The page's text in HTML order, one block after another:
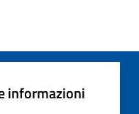
informazioni